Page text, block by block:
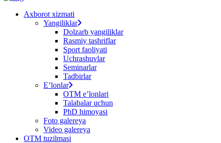
Axborot xizmati
Yangiliklar
Dolzarb yangiliklar
Rasmiy tashriflar
Sport faoliyati
Uchrashuvlar
Seminarlar
Tadbirlar
Eʼlonlar
OTM eʼlonlari
Talabalar uchun
PhD himoyasi
Foto galereya
Video galereya
OTM tuzilmasi